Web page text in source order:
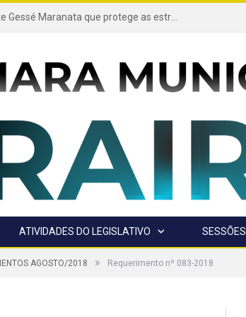
Projeto de autoria do presidente Gessé Maranata que protege as estradas vicinais de Trairão é transformado em lei
ATIVIDADES DO LEGISLATIVO SESSÕES
AGOSTO/2018 » Requerimento nº 083-2018